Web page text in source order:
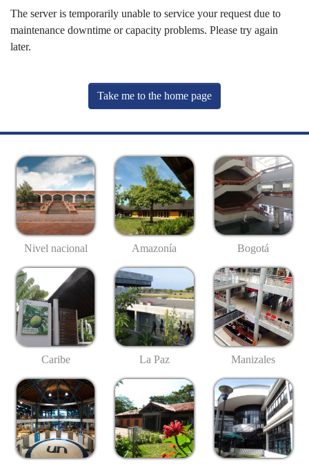
The server is temporarily unable to service your request due to
maintenance downtime or capacity problems. Please try again
later.
Take me to the home page
Nivel nacional Amazonía Bogotá
Caribe La Paz Manizales